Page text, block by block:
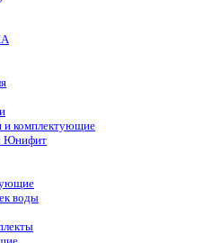
и комплектующие
Юнифит
воды